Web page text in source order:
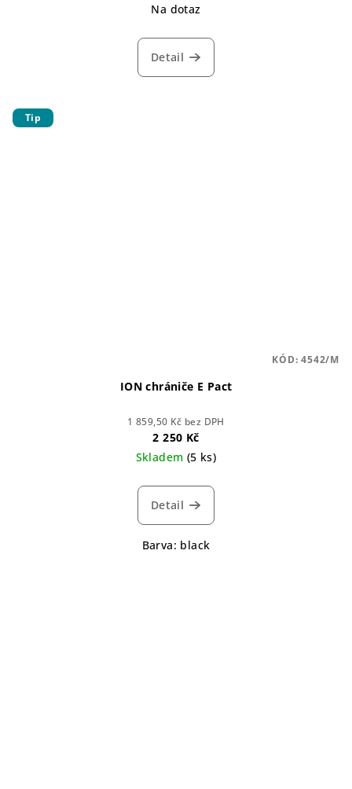
Na dotaz
Detail
Tip
ION chrániče E Pact
1 859,50 Kč bez DPH
2 250 Kč
Skladem (5 ks)
Detail
Barva: black
KÓD:4542/M